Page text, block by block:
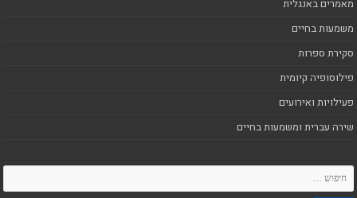
מאמרים באנגלית
משמעות בחיים
סקירת ספרות
פילוסופיה קיומית
פעילויות ואירועים
שירה עברית ומשמעות בחיים